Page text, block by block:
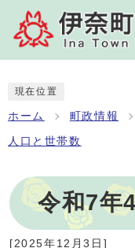
現在位置
ホーム 町政情報
人口と世帯数
令和7年
[2025年12月3日 ]